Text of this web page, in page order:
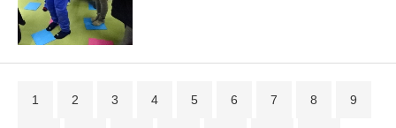
1 2 3 4 5 6 7 8 9